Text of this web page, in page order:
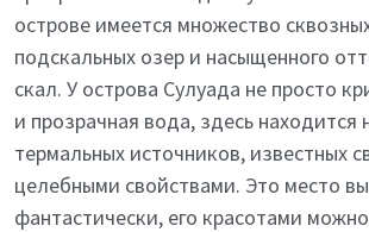
острове имеется множество
подскальных озер и насыщенного
скал. У острова Сулуада не просто
и прозрачная вода, здесь находится
термальных источников, известных
целебными свойствами. Это место
фантастически, его красотами